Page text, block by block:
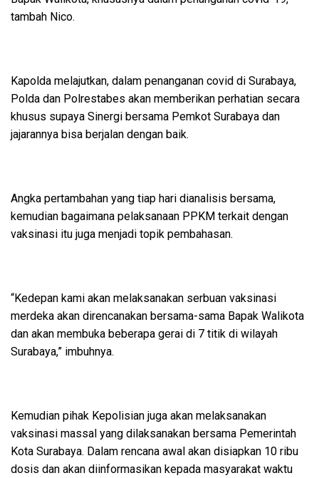
tambah Nico.
Kapolda melajutkan, dalam penanganan covid di Surabaya,
Polda dan Polrestabes akan memberikan perhatian secara
khusus supaya Sinergi bersama Pemkot Surabaya dan
jajarannya bisa berjalan dengan baik.
Angka pertambahan yang tiap hari dianalisis bersama,
kemudian bagaimana pelaksanaan PPKM terkait dengan
vaksinasi itu juga menjadi topik pembahasan.
“Kedepan kami akan melaksanakan serbuan vaksinasi
merdeka akan direncanakan bersama-sama Bapak Walikota
dan akan membuka beberapa gerai di 7 titik di wilayah
Surabaya,” imbuhnya.
Kemudian pihak Kepolisian juga akan melaksanakan
vaksinasi massal yang dilaksanakan bersama Pemerintah
Kota Surabaya. Dalam rencana awal akan disiapkan 10 ribu
dosis dan akan diinformasikan kepada masyarakat waktu